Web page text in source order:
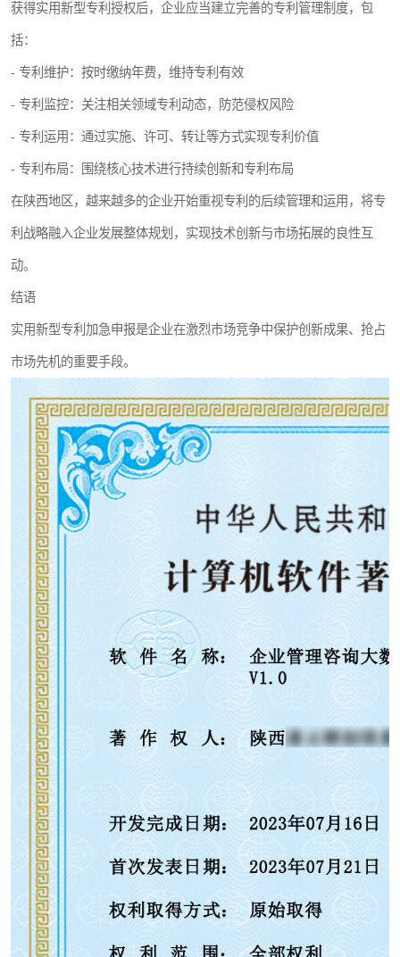
获得实用新型专利授权后，企业应当建立完善的专利管理制度，包
括：
- 专利维护：按时缴纳年费，维持专利有效
- 专利监控：关注相关领域专利动态，防范侵权风险
- 专利运用：通过实施、许可、转让等方式实现专利价值
- 专利布局：围绕核心技术进行持续创新和专利布局
在陕西地区，越来越多的企业开始重视专利的后续管理和运用，将专
利战略融入企业发展整体规划，实现技术创新与市场拓展的良性互
动。
结语
实用新型专利加急申报是企业在激烈市场竞争中保护创新成果、抢占
市场先机的重要手段。